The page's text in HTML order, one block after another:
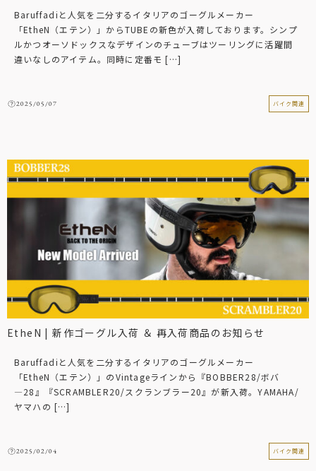
Baruffadiと人気を二分するイタリアのゴーグルメーカー
「EtheN（エテン）」からTUBEの新色が入荷しております。シンプ
ルかつオーソドックスなデザインのチューブはツーリングに活躍間
違いなしのアイテム。同時に定番モ […]
2025/05/07 バイク関連
EtheN | 新作ゴーグル入荷 ＆ 再入荷商品のお知らせ
Baruffadiと人気を二分するイタリアのゴーグルメーカー
「EtheN（エテン）」のVintageラインから『BOBBER28/ボバ
―28』『SCRAMBLER20/スクランブラー20』が新入荷。YAMAHA/
ヤマハの […]
2025/02/04 バイク関連